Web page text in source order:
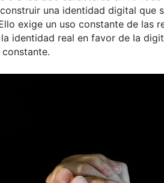
una identidad digital que
exige un uso constante de las
identidad real en favor de la